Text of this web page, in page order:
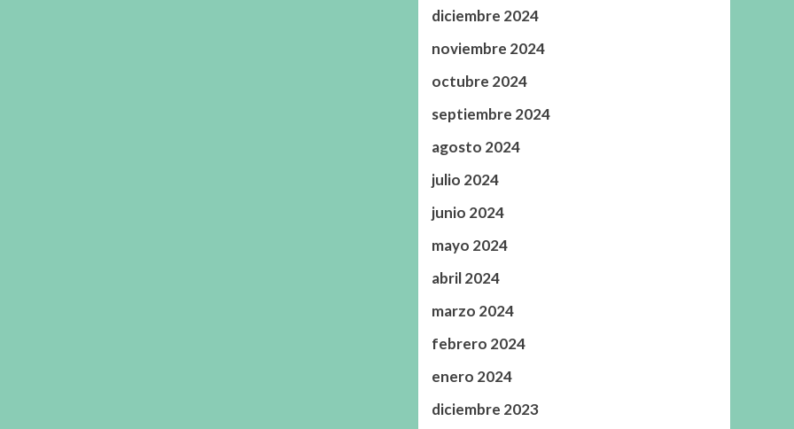
diciembre 2024
noviembre 2024
octubre 2024
septiembre 2024
agosto 2024
julio 2024
junio 2024
mayo 2024
abril 2024
marzo 2024
febrero 2024
enero 2024
diciembre 2023